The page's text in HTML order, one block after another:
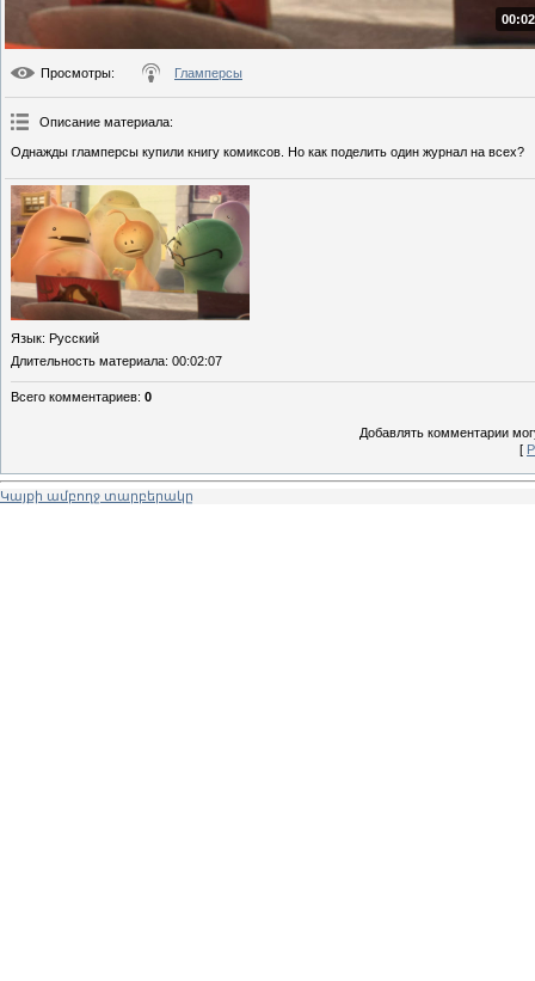
Просмотры: Гламперсы
Описание материала:
Однажды гламперсы купили книгу комиксов. Но как поделить один журнал на всех?
Язык: Русский
Длительность материала: 00:02:07
Всего комментариев: 0
Добавлять комментарии
[
Կայքի ամբողջ տարբերակը